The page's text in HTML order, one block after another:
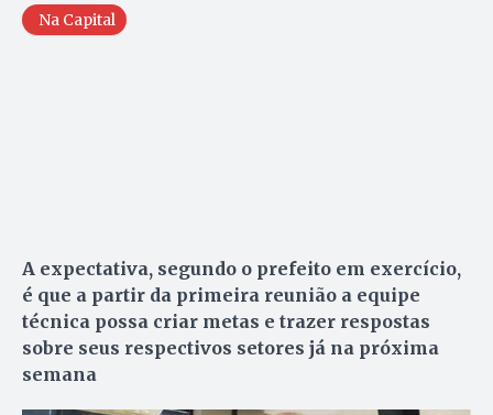
Na Capital
A expectativa, segundo o prefeito em exercício,
é que a partir da primeira reunião a equipe
técnica possa criar metas e trazer respostas
sobre seus respectivos setores já na próxima
semana